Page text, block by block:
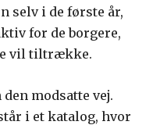
selv i de første år,
for de borgere,
vil tiltrække.
modsatte vej.
i et katalog, hvor